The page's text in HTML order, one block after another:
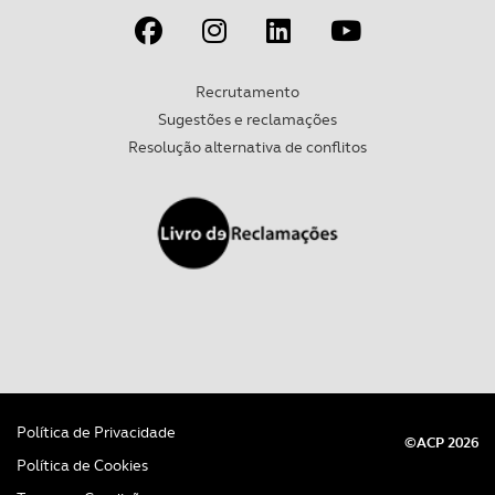
parceiros e organizações na UE e em países terceiros.
dados pessoais serão realizadas apenas com o seu
consentimento e quando tal se afigure estritamente
necessário no contexto dos serviços a prestar.
Realçamos que o bloqueio de certo tipo de Cookies e
tecnologias similares pode ter impacto na sua
experiência de navegação no Website e nos serviços
Recrutamento
Sugestões e reclamações
Resolução alternativa de conflitos
Política de Privacidade
Política de Cookies
©ACP 2026